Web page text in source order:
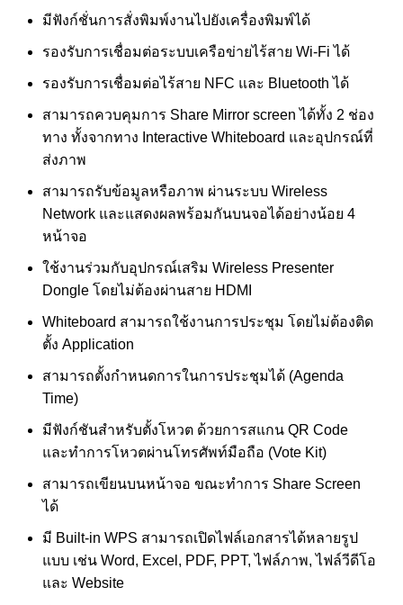
มีฟังก์ชั่นการสั่งพิมพ์งานไปยังเครื่องพิมพ์ได้
รองรับการเชื่อมต่อระบบเครือข่ายไร้สาย Wi-Fi ได้
รองรับการเชื่อมต่อไร้สาย NFC และ Bluetooth ได้
สามารถควบคุมการ Share Mirror screen ได้ทั้ง 2 ช่อง
ทาง ทั้งจากทาง Interactive Whiteboard และอุปกรณ์ที่
ส่งภาพ
สามารถรับข้อมูลหรือภาพ ผ่านระบบ Wireless
Network และแสดงผลพร้อมกันบนจอได้อย่างน้อย 4
หน้าจอ
ใช้งานร่วมกับอุปกรณ์เสริม Wireless Presenter
Dongle โดยไม่ต้องผ่านสาย HDMI
Whiteboard สามารถใช้งานการประชุม โดยไม่ต้องติด
ตั้ง Application
สามารถตั้งกำหนดการในการประชุมได้ (Agenda
Time)
มีฟังก์ชันสำหรับตั้งโหวต ด้วยการสแกน QR Code
และทำการโหวตผ่านโทรศัพท์มือถือ (Vote Kit)
สามารถเขียนบนหน้าจอ ขณะทำการ Share Screen
ได้
มี Built-in WPS สามารถเปิดไฟล์เอกสารได้หลายรูป
แบบ เช่น Word, Excel, PDF, PPT, ไฟล์ภาพ, ไฟล์วีดีโอ
และ Website